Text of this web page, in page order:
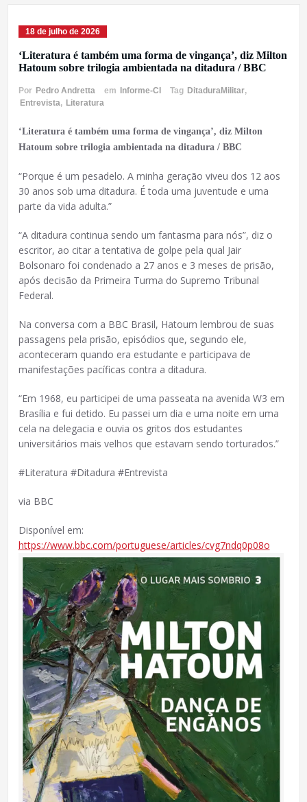
18 de julho de 2026
‘Literatura é também uma forma de vingança’, diz Milton
Hatoum sobre trilogia ambientada na ditadura / BBC
Por Pedro Andretta em Informe-CI Tag DitaduraMilitar,
Entrevista, Literatura
‘Literatura é também uma forma de vingança’, diz Milton
Hatoum sobre trilogia ambientada na ditadura / BBC
“Porque é um pesadelo. A minha geração viveu dos 12 aos
30 anos sob uma ditadura. É toda uma juventude e uma
parte da vida adulta.”
“A ditadura continua sendo um fantasma para nós”, diz o
escritor, ao citar a tentativa de golpe pela qual Jair
Bolsonaro foi condenado a 27 anos e 3 meses de prisão,
após decisão da Primeira Turma do Supremo Tribunal
Federal.
Na conversa com a BBC Brasil, Hatoum lembrou de suas
passagens pela prisão, episódios que, segundo ele,
aconteceram quando era estudante e participava de
manifestações pacíficas contra a ditadura.
“Em 1968, eu participei de uma passeata na avenida W3 em
Brasília e fui detido. Eu passei um dia e uma noite em uma
cela na delegacia e ouvia os gritos dos estudantes
universitários mais velhos que estavam sendo torturados.”
#Literatura #Ditadura #Entrevista
via BBC
Disponível em:
https://www.bbc.com/portuguese/articles/cvg7ndq0p08o